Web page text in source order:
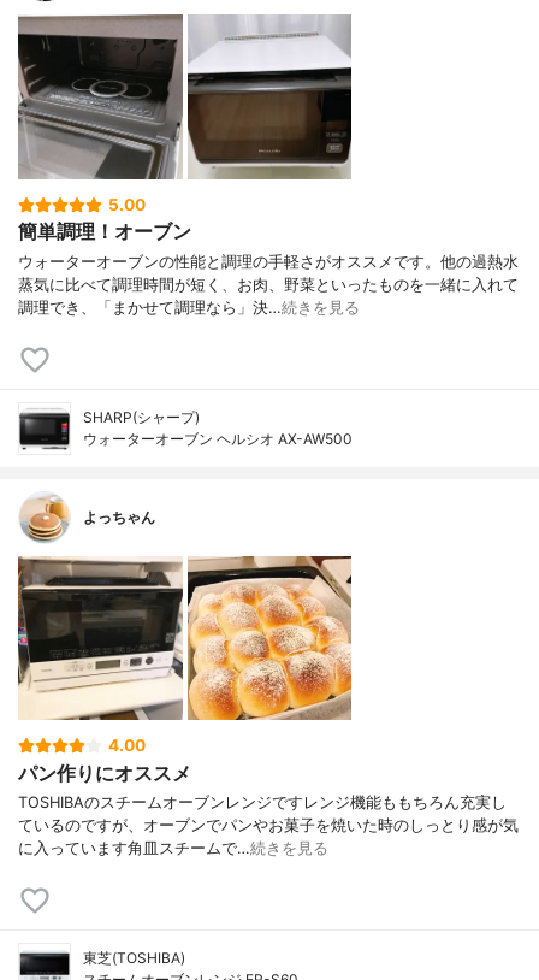
5.00
簡単調理！オーブン
ウォーターオーブンの性能と調理の手軽さがオススメです。他の過熱水
蒸気に比べて調理時間が短く、お肉、野菜といったものを一緒に入れて
調理でき、「まかせて調理なら」決…続きを見る
SHARP(シャープ)
ウォーターオーブン ヘルシオ AX-AW500
よっちゃん
4.00
パン作りにオススメ
TOSHIBAのスチームオーブンレンジですレンジ機能ももちろん充実し
ているのですが、オーブンでパンやお菓子を焼いた時のしっとり感が気
に入っています角皿スチームで…続きを見る
東芝(TOSHIBA)